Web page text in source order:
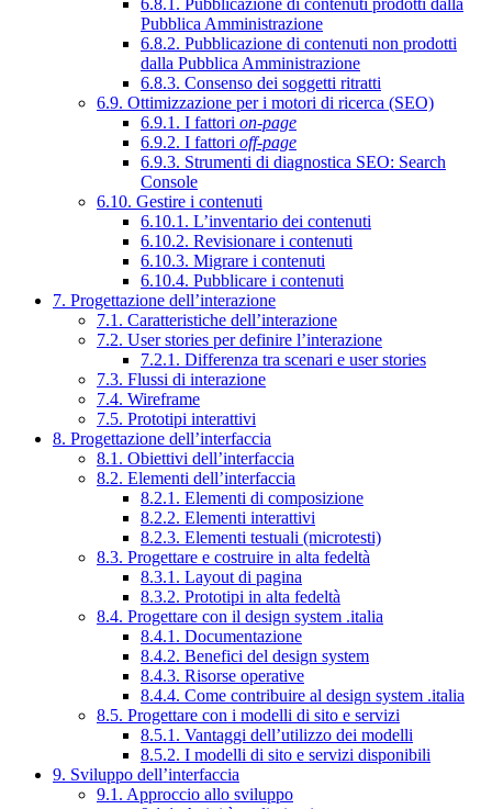
6.8.1. Pubblicazione di contenuti prodotti dalla
Pubblica Amministrazione
6.8.2. Pubblicazione di contenuti non prodotti
dalla Pubblica Amministrazione
6.8.3. Consenso dei soggetti ritratti
6.9. Ottimizzazione per i motori di ricerca (SEO)
6.9.1. I fattori on-page
6.9.2. I fattori off-page
6.9.3. Strumenti di diagnostica SEO: Search
Console
6.10. Gestire i contenuti
6.10.1. L’inventario dei contenuti
6.10.2. Revisionare i contenuti
6.10.3. Migrare i contenuti
6.10.4. Pubblicare i contenuti
7. Progettazione dell’interazione
7.1. Caratteristiche dell’interazione
7.2. User stories per definire l’interazione
7.2.1. Differenza tra scenari e user stories
7.3. Flussi di interazione
7.4. Wireframe
7.5. Prototipi interattivi
8. Progettazione dell’interfaccia
8.1. Obiettivi dell’interfaccia
8.2. Elementi dell’interfaccia
8.2.1. Elementi di composizione
8.2.2. Elementi interattivi
8.2.3. Elementi testuali (microtesti)
8.3. Progettare e costruire in alta fedeltà
8.3.1. Layout di pagina
8.3.2. Prototipi in alta fedeltà
8.4. Progettare con il design system .italia
8.4.1. Documentazione
8.4.2. Benefici del design system
8.4.3. Risorse operative
8.4.4. Come contribuire al design system .italia
8.5. Progettare con i modelli di sito e servizi
8.5.1. Vantaggi dell’utilizzo dei modelli
8.5.2. I modelli di sito e servizi disponibili
9. Sviluppo dell’interfaccia
9.1. Approccio allo sviluppo